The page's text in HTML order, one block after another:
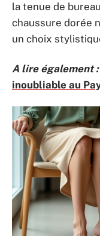
la tenue de
chaussure dorée
un choix
A lire également :
inoubliable au